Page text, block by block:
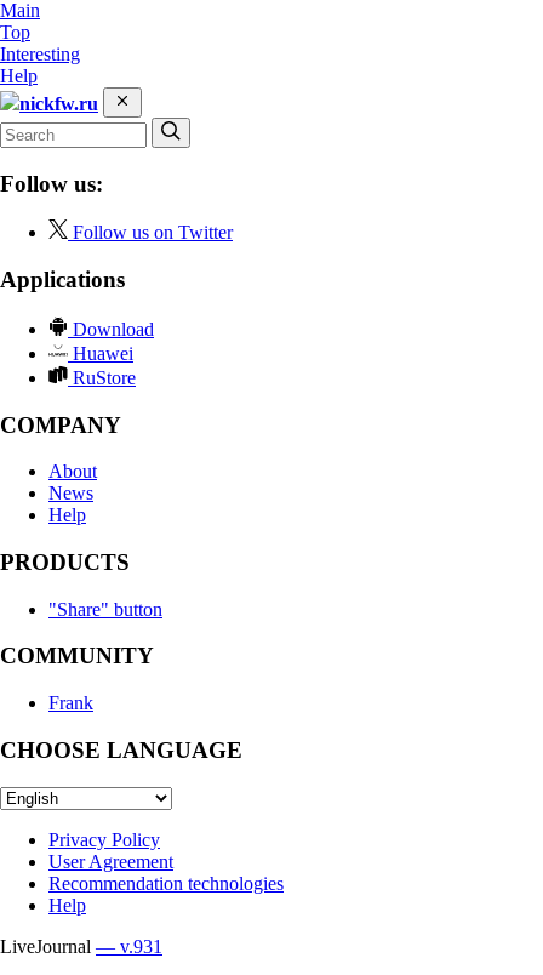
Main
Top
Interesting
Help
nickfw.ru
Follow us:
Follow us on Twitter
Applications
Download
Huawei
RuStore
COMPANY
About
News
Help
PRODUCTS
"Share" button
COMMUNITY
Frank
CHOOSE LANGUAGE
Privacy Policy
User Agreement
Recommendation technologies
Help
LiveJournal — v.931